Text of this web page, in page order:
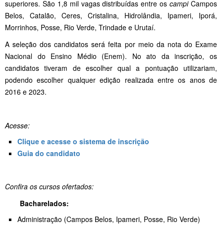
superiores. São 1,8 mil vagas distribuídas entre oscampiCampos
Belos, Catalão, Ceres, Cristalina, Hidrolândia, Ipameri, Iporá,
Morrinhos, Posse, Rio Verde, Trindade e Urutaí.
A seleção dos candidatos será feita por meio da nota do Exame
Nacional do Ensino Médio (Enem). No ato da inscrição, os
candidatos tiveram de escolher qual a pontuação utilizariam,
podendo escolher qualquer edição realizada entre os anos de
2016 e 2023.
Acesse:
Clique e acesse o sistema de inscrição
Guia do candidato
Confira os cursos ofertados:
Bacharelados:
Administração (Campos Belos, Ipameri, Posse, Rio Verde)